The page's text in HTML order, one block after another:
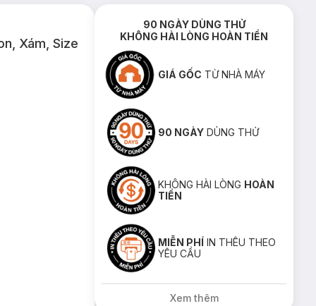
Xám, Size
90 NGÀY DÙNG THỬ
KHÔNG HÀI LÒNG HOÀN TIỀN
GIÁ GỐC TỪ NHÀ MÁY
90 NGÀY DÙNG THỬ
KHÔNG HÀI LÒNG HOÀN
TIỀN
MIỄN PHÍ IN THÊU THEO
YÊU CẦU
Xem thêm